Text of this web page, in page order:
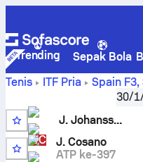
Trending Sepak Bola
Tenis
ITF Pria Spain F3,
hasil H2H
30/
WC
J. Johansson-Holm
J. Cosano
ATP ke-397